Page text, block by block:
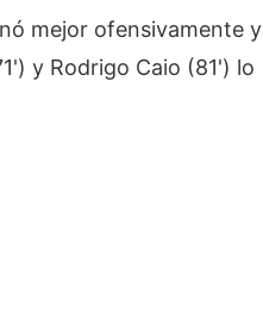
mejor ofensivamente y
y Rodrigo Caio (81') lo